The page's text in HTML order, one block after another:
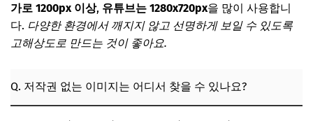
가로 1200px 이상, 유튜브는 1280x720px을 많이 사용합니
다. 다양한 환경에서 깨지지 않고 선명하게 보일 수 있도록
고해상도로 만드는 것이 좋아요.
Q. 저작권 없는 이미지는 어디서 찾을 수 있나요?